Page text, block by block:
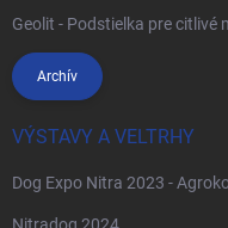
Geolit - Podstielka pre citlivé
Archív
VÝSTAVY A VELTRHY
Dog Expo Nitra 2023 -